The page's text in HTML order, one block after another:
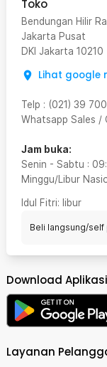
Toko
Bendungan Hilir
Jakarta Pusat
DKI Jakarta 10210
Lihat google
Telp : (021) 39
Whatsapp Sales /
Jam buka:
Senin - Sabtu :
Minggu/Libur
Idul Fitri: libur
Beli langsung/
Download
Layanan